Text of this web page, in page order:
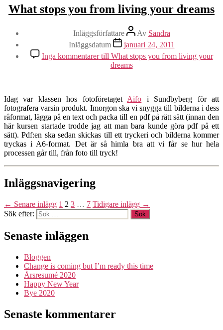
What stops you from living your dreams
Inläggsförfattare Av Sandra
Inläggsdatum
januari 24, 2011
Inga kommentarertill What stops you from living your
dreams
Idag var klassen hos fotoföretaget Aifo i Sundbyberg för att
fotografera varsin produkt. Imorgon ska vi snygga till bilderna i dess
råformat, lägga på en text och packa till en pdf på rätt sätt (innan den
här kursen startade trodde jag att man bara kunde göra pdf på ett
sätt). Pdf:en ska sedan skickas till ett tryckeri och bilderna kommer
tryckas i A6-format. Det är så himla bra att vi får se hur hela
processen går till, från foto till tryck!
Inläggsnavigering
← Senare inlägg 1 2 3 … 7 Tidigare inlägg →
Sök efter:
Senaste inläggen
Bloggen
Change is coming but I’m ready this time
Årsresumé 2020
Happy New Year
Bye 2020
Senaste kommentarer